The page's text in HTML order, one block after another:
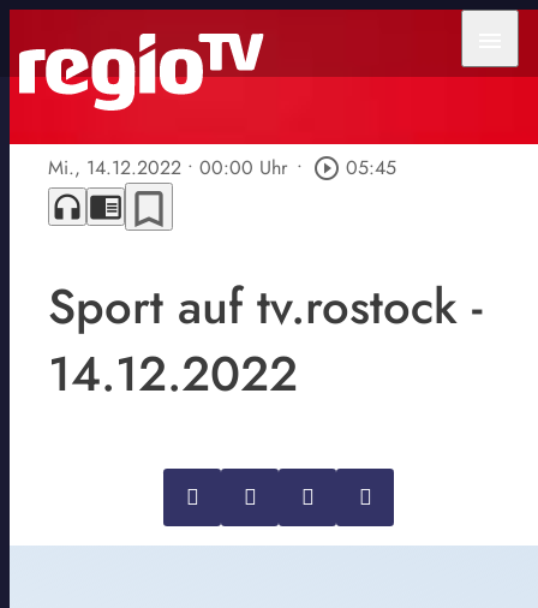
Mi., 14.12.2022 • 00:00 Uhr • play_circle_outline 05:45
headphones chrome_reader_mode bookmark_border
Sport auf tv.rostock -
14.12.2022